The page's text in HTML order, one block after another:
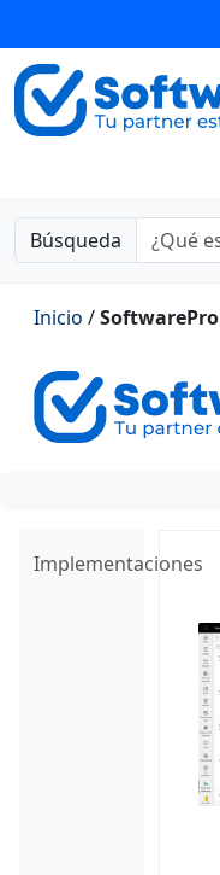
Búsqueda
Inicio /SoftwarePro
Implementaciones